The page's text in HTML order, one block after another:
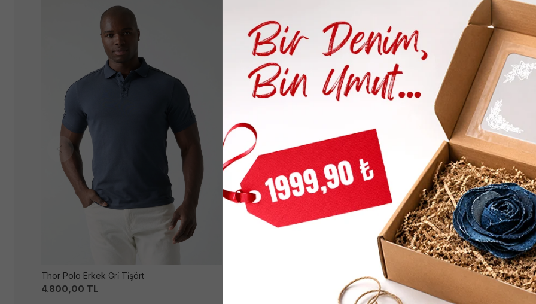
Thor Polo Erkek Gri̇ Ti̇şört
4.800,00 TL
Dunstan Rıver Short Sleeve Erkek Yeşi̇l Ti̇şört
Gj Amerıcan Trad Tee Erkek
2.399,00